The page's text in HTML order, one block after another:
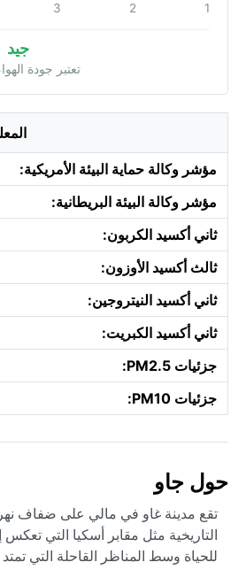
1
2
3
جيد
تعتبر جودة
مؤشر وكالة حماية البيئة الأمريكية:
مؤشر وكالة البيئة البريطانية:
ثاني أكسيد الكربون:
ثالث أكسيد الأوزون:
ثاني أكسيد النيتروجين:
ثاني أكسيد الكبريت:
جزئيات PM2.5:
جزئيات PM10:
حول جاو
تقع مدينة غاو في مالي على ضفاف نهر
التاريخية مثل مقابر أسكيا التي تعكس
للحياة وسط المناظر القاحلة التي تمتد